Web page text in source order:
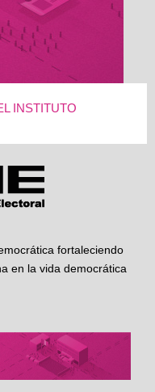
INSTITUTO
fortaleciendo
en la vida democrática